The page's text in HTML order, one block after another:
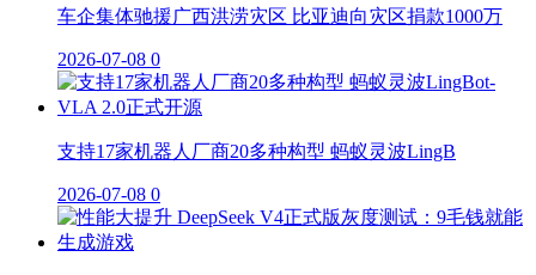
车企集体驰援广西洪涝灾区 比亚迪向灾区捐款1000万
2026-07-08 0
支持17家机器人厂商20多种构型 蚂蚁灵波LingB
2026-07-08 0